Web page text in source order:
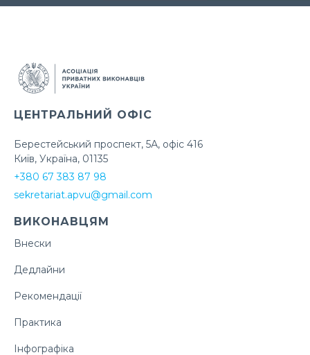
ЦЕНТРАЛЬНИЙ ОФІС
Берестейський проспект, 5А, офіс 416
Київ, Україна, 01135
+380 67 383 87 98
sekretariat.apvu@gmail.com
ВИКОНАВЦЯМ
Внески
Дедлайни
Рекомендації
Практика
Інфографіка